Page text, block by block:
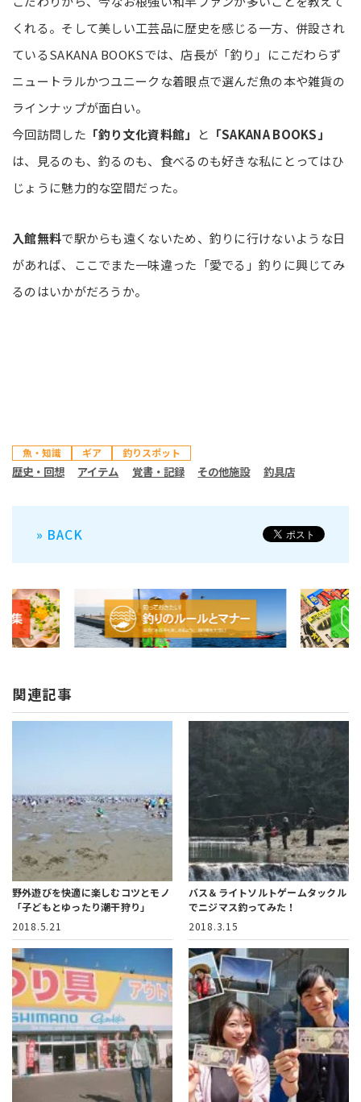
くれる。そして美しい工芸品に歴史を感じる一方、併設され
ているSAKANA BOOKSでは、店長が「釣り」にこだわらず
ニュートラルかつユニークな着眼点で選んだ魚の本や雑貨の
ラインナップが面白い。
今回訪問した 「釣り文化資料館」 と 「SAKANA BOOKS」
は、見るのも、釣るのも、食べるのも好きな私にとってはひ
じょうに魅力的な空間だった。
入館無料で駅からも遠くないため、釣りに行けないような日
があれば、ここでまた一味違った「愛でる」釣りに興じてみ
るのはいかがだろうか。
魚・知識 ギア 釣りスポット
歴史・回想 アイテム 覚書・記録 その他施設 釣具店
» BACK
関連記事
野外遊びを快適に楽しむコツとモノ
「子どもとゆったり潮干狩り」
2018.5.21
バス＆ライトソルトゲームタックル
でニジマス釣ってみた！
2018.3.15